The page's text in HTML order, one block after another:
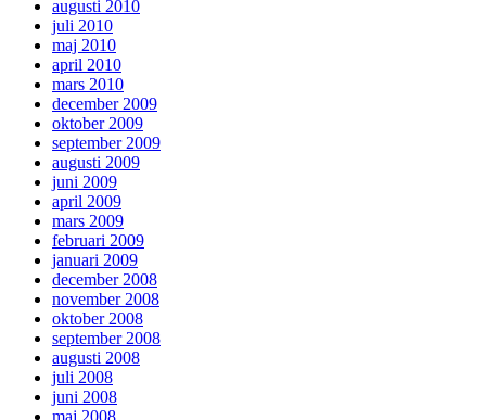
augusti 2010
juli 2010
maj 2010
april 2010
mars 2010
december 2009
oktober 2009
september 2009
augusti 2009
juni 2009
april 2009
mars 2009
februari 2009
januari 2009
december 2008
november 2008
oktober 2008
september 2008
augusti 2008
juli 2008
juni 2008